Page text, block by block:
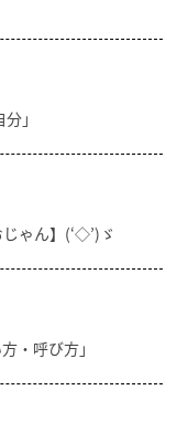
」
ゃん】(‘◇’)ゞ
・呼び方」